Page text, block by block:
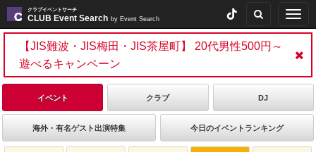
クラブイベントサーチ
CLUB Event Search by Event Search
【JIS難波・JIS梅田・JIS茶屋町】 20代男性500円～
遊べるキャンペーン
イベント クラブ DJ
海外・有名ゲスト出演特集 今日のイベントランキング